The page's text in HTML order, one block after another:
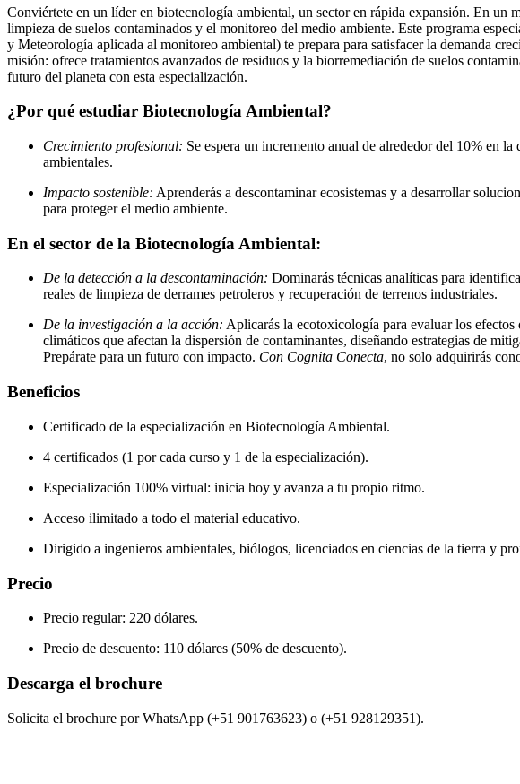
Conviértete en un líder en biotecnología ambiental, un sector en rápida expansión. En un
limpieza de suelos contaminados y el monitoreo del medio ambiente. Este programa
y Meteorología aplicada al monitoreo ambiental) te prepara para satisfacer la demanda
misión: ofrece tratamientos avanzados de residuos y la biorremediación de suelos
futuro del planeta con esta especialización.
¿Por qué estudiar Biotecnología Ambiental?
Crecimiento profesional: Se espera un incremento anual de alrededor del 10% en
ambientales.
Impacto sostenible: Aprenderás a descontaminar ecosistemas y a desarrollar
para proteger el medio ambiente.
En el sector de la Biotecnología Ambiental:
De la detección a la descontaminación: Dominarás técnicas analíticas para
reales de limpieza de derrames petroleros y recuperación de terrenos industriales.
De la investigación a la acción: Aplicarás la ecotoxicología para evaluar los
climáticos que afectan la dispersión de contaminantes, diseñando estrategias de
Prepárate para un futuro con impacto. Con Cognita Conecta, no solo adquirirás
Beneficios
Certificado de la especialización en Biotecnología Ambiental.
4 certificados (1 por cada curso y 1 de la especialización).
Especialización 100% virtual: inicia hoy y avanza a tu propio ritmo.
Acceso ilimitado a todo el material educativo.
Dirigido a ingenieros ambientales, biólogos, licenciados en ciencias de la tierra y
Precio
Precio regular: 220 dólares.
Precio de descuento: 110 dólares (50% de descuento).
Descarga el brochure
Solicita el brochure por WhatsApp (+51 901763623) o (+51 928129351).